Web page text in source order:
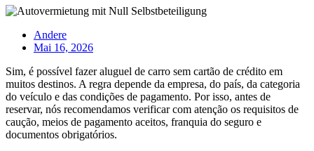
Andere
Mai 16, 2026
Sim, é possível fazer aluguel de carro sem cartão de crédito em
muitos destinos. A regra depende da empresa, do país, da categoria
do veículo e das condições de pagamento. Por isso, antes de
reservar, nós recomendamos verificar com atenção os requisitos de
caução, meios de pagamento aceitos, franquia do seguro e
documentos obrigatórios.